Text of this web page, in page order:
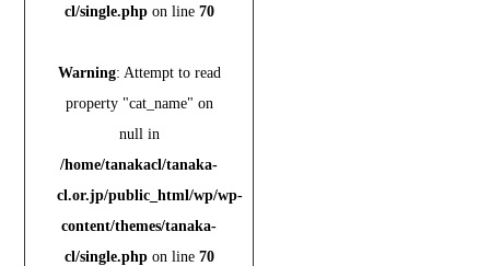
cl/single.phpon line 70
Warning: Attempt to read
property "cat_name" on
null in
/home/tanakacl/tanaka-
cl.or.jp/public_html/wp/wp-
content/themes/tanaka-
cl/single.phpon line 70